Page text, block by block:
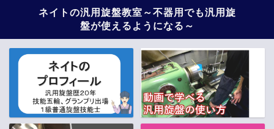
ネイトの汎用旋盤教室～不器用でも汎用旋
盤が使えるようになる～